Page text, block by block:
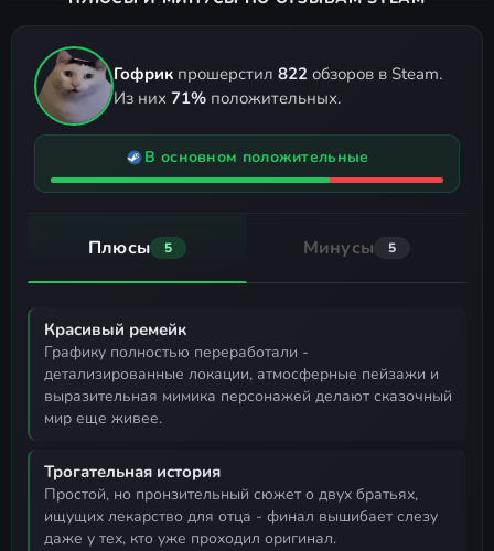
Гофрик прошерстил 822 обзоров в Steam.
Из них 71% положительных.
В основном положительные
Плюсы 5 Минусы 5
Красивый ремейк
графику полностью переработали -
детализированные локации, атмосферные пейзажи и
выразительная мимика персонажей делают сказочный
мир еще живее.
Трогательная история
простой, но пронзительный сюжет о двух братьях,
ищущих лекарство для отца - финал вышибает слезу
даже у тех, кто уже проходил оригинал.